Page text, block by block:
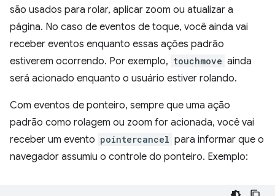
são usados para rolar, aplicar zoom ou atualizar a
página. No caso de eventos de toque, você ainda vai
receber eventos enquanto essas ações padrão
estiverem ocorrendo. Por exemplo, touchmove ainda
será acionado enquanto o usuário estiver rolando.
Com eventos de ponteiro, sempre que uma ação
padrão como rolagem ou zoom for acionada, você vai
receber um evento pointercancel para informar que o
navegador assumiu o controle do ponteiro. Exemplo: